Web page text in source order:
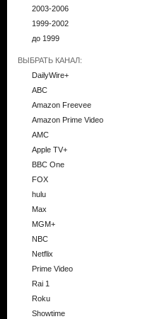
2003-2006
1999-2002
до 1999
ВЫБРАТЬ КАНАЛ:
DailyWire+
ABC
Amazon Freevee
Amazon Prime Video
AMC
Apple TV+
BBC One
FOX
hulu
Max
MGM+
NBC
Netflix
Prime Video
Rai 1
Roku
Showtime